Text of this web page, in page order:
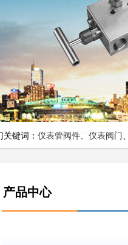
关键词： 仪表管阀件、 仪表阀门 、
产品中心